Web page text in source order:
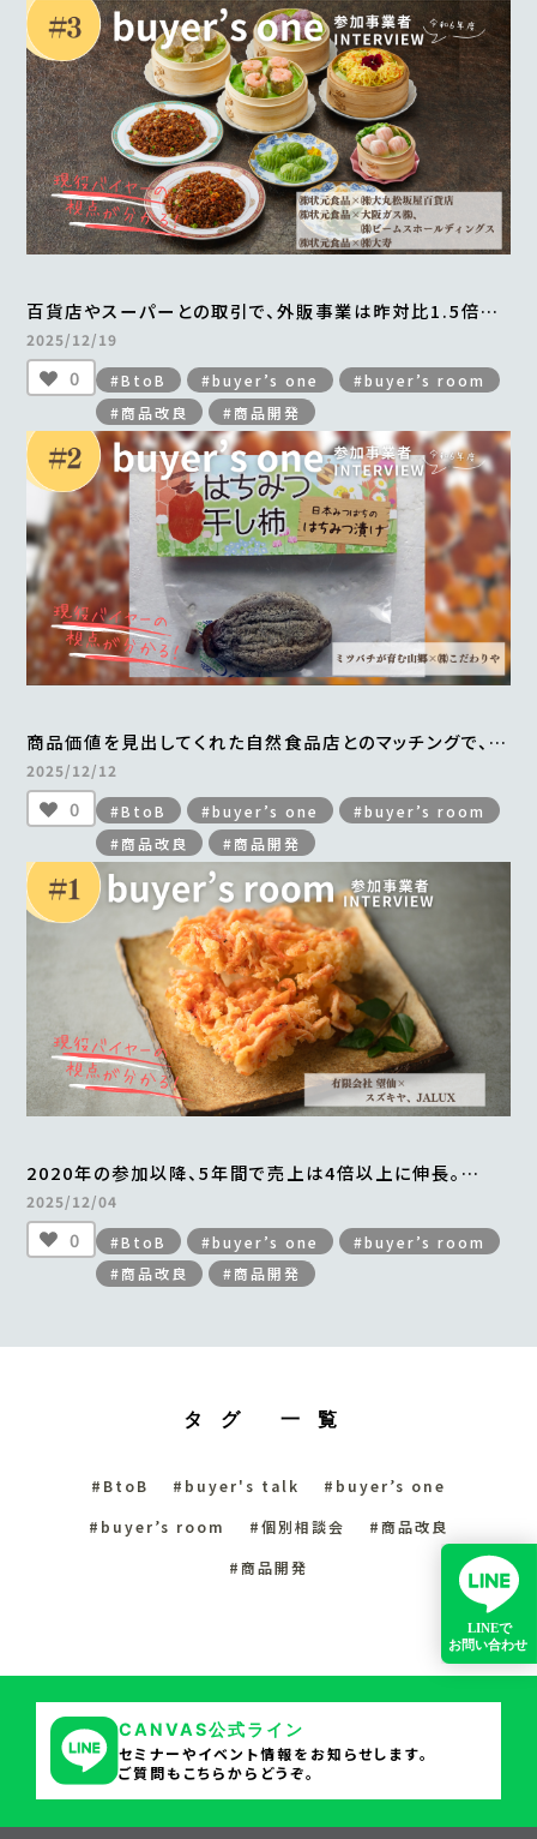
百貨店やスーパーとの取引で、外販事業は昨対比1.5倍。
横浜中華街から全国区へとブランドの認知度も向上
＜from buyer’s one＞
2025/12/19
0 #BtoB #buyer’s one
#buyer’s room
#商品改良
#商品開発
商品価値を見出してくれた自然食品店とのマッチングで、
手づくりの「はちみつ干し柿」がすべて完売
＜from buyer’s one＞
2025/12/12
0 #BtoB #buyer’s one
#buyer’s room
#商品改良
#商品開発
2020年の参加以降、5年間で売上は4倍以上に伸長。
年間最大2万食を販売。
「贅沢桜えびかき揚げ」の成功ストーリー
＜from buyer’s room＞
2025/12/04
0 #BtoB #buyer’s one
#buyer’s room
#商品改良
#商品開発
タグ 一覧
#BtoB #buyer's talk
#buyer’s one
#buyer’s room
#個別相談会
#商品改良
#商品開発
CANVAS公式ライン
セミナーやイベント情報をお知らせします。
ご質問もこちらからどうぞ。